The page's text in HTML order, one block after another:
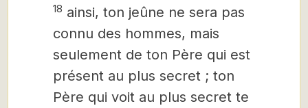
18 ainsi, ton jeûne ne sera pas
connu des hommes, mais
seulement de ton Père qui est
présent au plus secret ; ton
Père qui voit au plus secret te